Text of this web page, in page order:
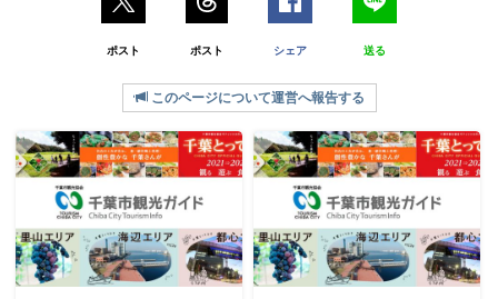
ポスト ポスト シェア 送る
このページについて運営へ報告する